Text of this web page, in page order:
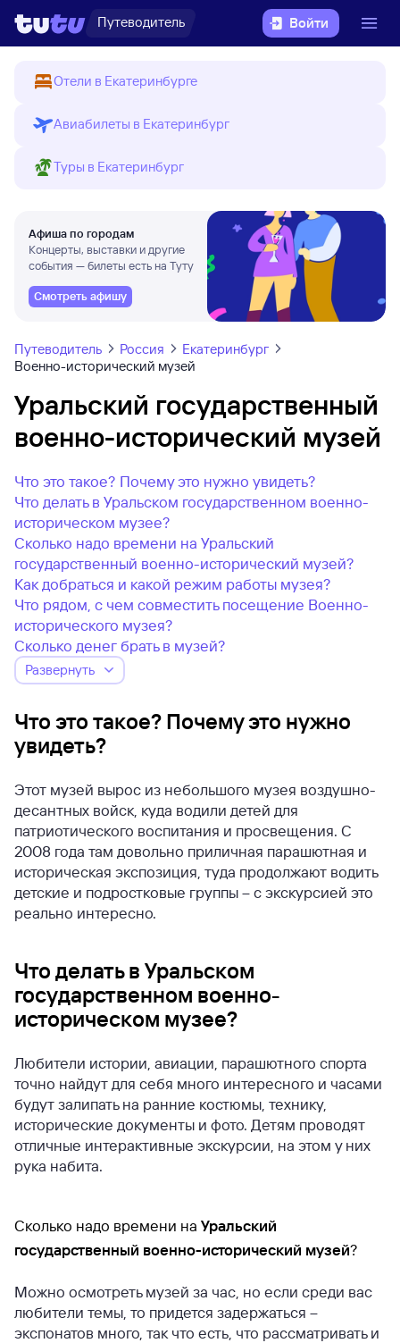
Путеводитель Войти
Отели в Екатеринбурге
Авиабилеты в Екатеринбург
Туры в Екатеринбург
Афиша по городам
Концерты, выставки и другие
события — билеты есть на Туту
Смотреть афишу
Путеводитель Россия
Екатеринбург
Военно-исторический музей
Уральский государственный
военно-исторический музей
Что это такое? Почему это нужно увидеть?
Что делать в Уральском государственном военно-
историческом музее?
Сколько надо времени на Уральский
государственный военно-исторический музей?
Как добраться и какой режим работы музея?
Что рядом, с чем совместить посещение Военно-
исторического музея?
Сколько денег брать в музей?
Развернуть
Что это такое? Почему это нужно
увидеть?
Этот музей вырос из небольшого музея воздушно-
десантных войск, куда водили детей для
патриотического воспитания и просвещения. С
2008 года там довольно приличная парашютная и
историческая экспозиция, туда продолжают водить
детские и подростковые группы – с экскурсией это
реально интересно.
Что делать в Уральском
государственном военно-
историческом музее?
Любители истории, авиации, парашютного спорта
точно найдут для себя много интересного и часами
будут залипать на ранние костюмы, технику,
исторические документы и фото. Детям проводят
отличные интерактивные экскурсии, на этом у них
рука набита.
Сколько надо времени на Уральский
государственный военно-исторический музей?
Можно осмотреть музей за час, но если среди вас
любители темы, то придется задержаться –
экспонатов много, так что есть, что рассматривать и